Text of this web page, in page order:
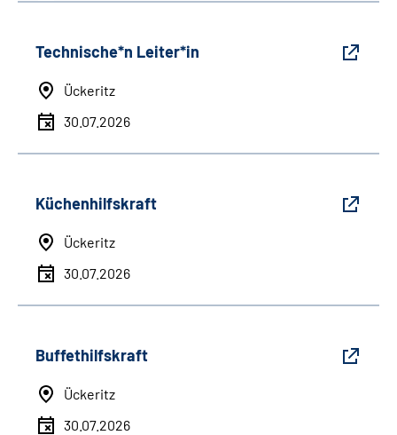
Technische*n Leiter*in
Ückeritz
30.07.2026
Küchenhilfskraft
Ückeritz
30.07.2026
Buffethilfskraft
Ückeritz
30.07.2026